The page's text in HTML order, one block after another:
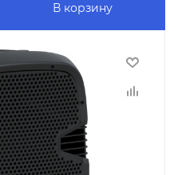
В корзину